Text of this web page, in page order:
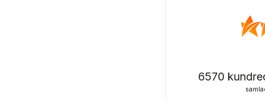
6570